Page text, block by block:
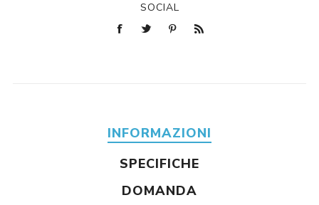
SOCIAL
INFORMAZIONI
SPECIFICHE
DOMANDA